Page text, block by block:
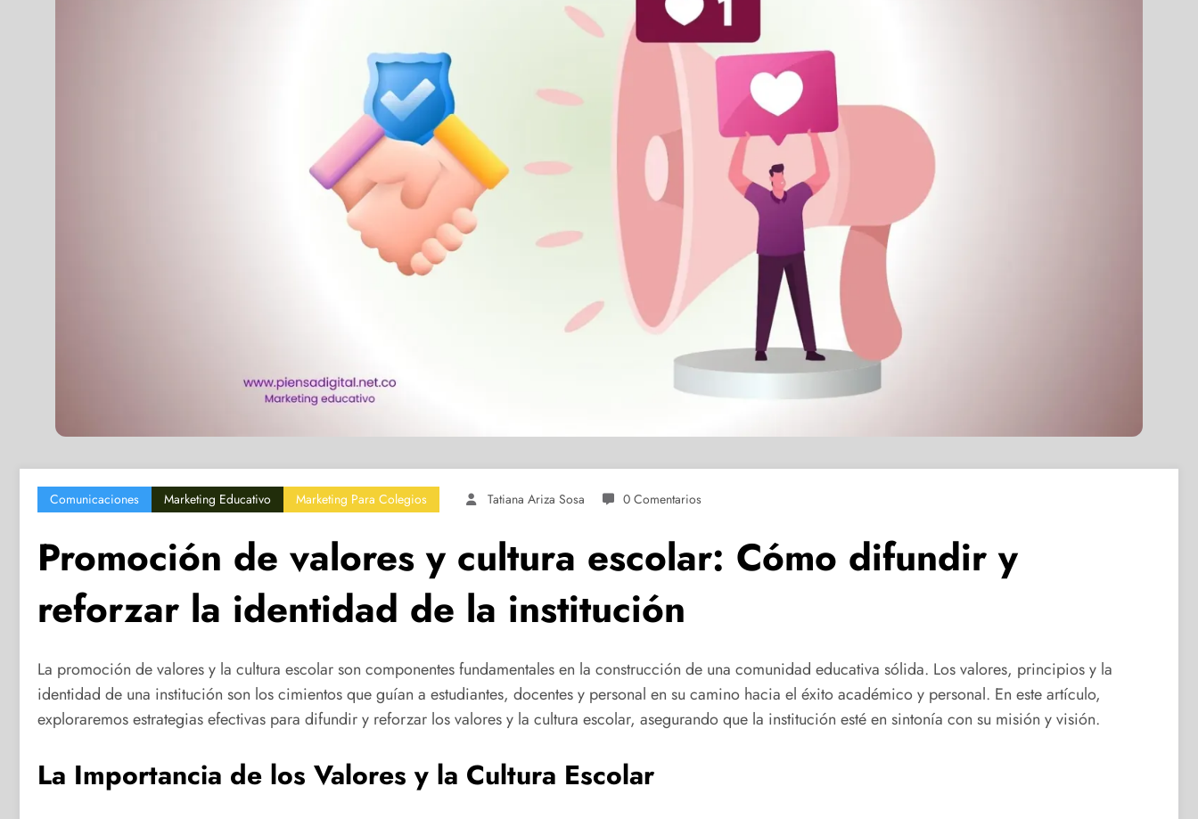
Comunicaciones Marketing Educativo Marketing Para Colegios Tatiana Ariza Sosa 0 Comentarios
Promoción de valores y cultura escolar: Cómo difundir y
reforzar la identidad de la institución
La promoción de valores y la cultura escolar son componentes fundamentales en la construcción de una comunidad educativa sólida. Los valores, principios y la
identidad de una institución son los cimientos que guían a estudiantes, docentes y personal en su camino hacia el éxito académico y personal. En este artículo,
exploraremos estrategias efectivas para difundir y reforzar los valores y la cultura escolar, asegurando que la institución esté en sintonía con su misión y visión.
La Importancia de los Valores y la Cultura Escolar